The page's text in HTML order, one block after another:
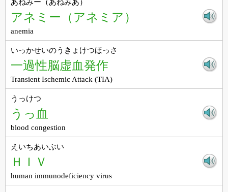
あねみー（あねみあ）
アネミー（アネミア）
anemia
いっかせいのうきょけつほっさ
一過性脳虚血発作
Transient Ischemic Attack (TIA)
うっけつ
うっ血
blood congestion
えいちあいぶい
ＨＩＶ
human immunodeficiency virus